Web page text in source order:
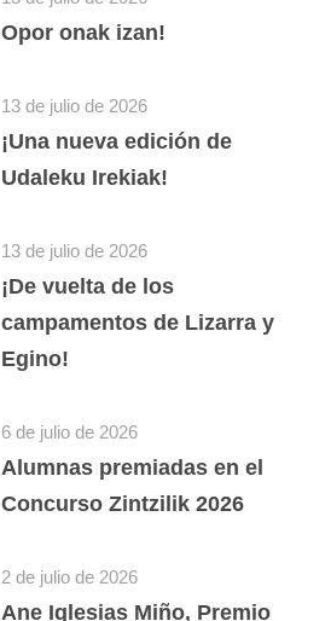
Opor onak izan!
13 de julio de 2026
¡Una nueva edición de
Udaleku Irekiak!
13 de julio de 2026
¡De vuelta de los
campamentos de Lizarra y
Egino!
6 de julio de 2026
Alumnas premiadas en el
Concurso Zintzilik 2026
2 de julio de 2026
Ane Iglesias Miño, Premio